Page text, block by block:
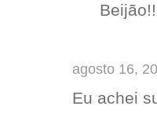
Beijão!!
agosto 16,
Eu achei